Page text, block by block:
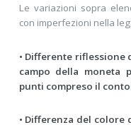
Le variazioni sopra
con imperfezioni nella
• Differente riflessione
campo della moneta
punti compreso il
• Differenza del colore